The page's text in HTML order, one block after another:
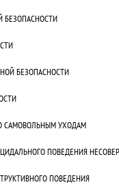
БЕЗОПАСНОСТИ
БЕЗОПАСНОСТИ
САМОВОЛЬНЫМ УХОДАМ
ПОВЕДЕНИЯ
ПОВЕДЕНИЯ